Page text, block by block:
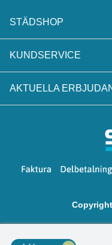
STÄDSHOP
KUNDSERVICE
AKTUELLA